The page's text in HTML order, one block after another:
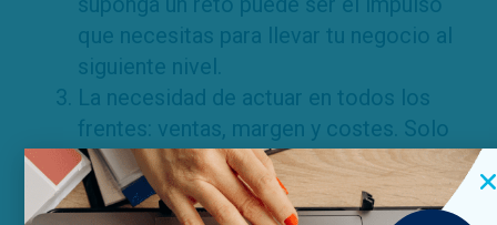
que necesitas para llevar tu negocio al
siguiente nivel.
La necesidad de actuar en todos los
frentes: ventas, margen y costes. Solo
con una estrategia integral podrás
maximizar tus resultados.